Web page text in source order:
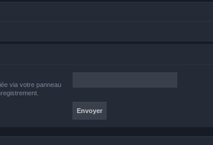
via votre panneau